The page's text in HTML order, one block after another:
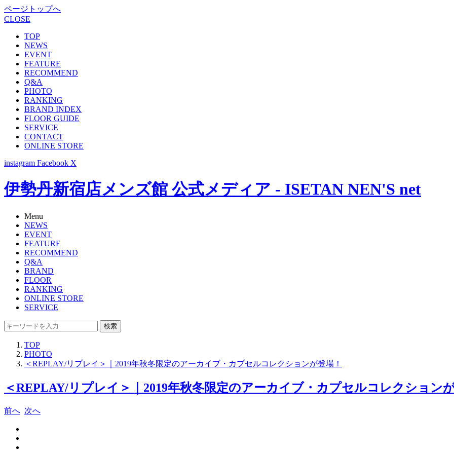
ページトップへ
CLOSE
TOP
NEWS
EVENT
FEATURE
RECOMMEND
Q&A
PHOTO
RANKING
BRAND INDEX
FLOOR GUIDE
SERVICE
CONTACT
ONLINE STORE
instagram Facebook X
伊勢丹新宿店メンズ館 公式メディア - ISETAN NEN'S net
Menu
NEWS
EVENT
FEATURE
RECOMMEND
Q&A
BRAND
FLOOR
RANKING
ONLINE STORE
SERVICE
検索
TOP
PHOTO
＜REPLAY/リプレイ＞｜2019年秋冬限定のアーカイブ・カプセルコレクションが登場！
＜REPLAY/リプレイ＞｜2019年秋冬限定のアーカイブ・カプセルコレクション
前へ 次へ